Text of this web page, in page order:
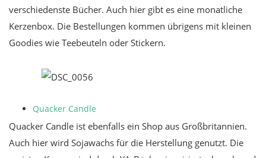
verschiedenste Bücher. Auch hier gibt es eine monatliche
Kerzenbox. Die Bestellungen kommen übrigens mit kleinen
Goodies wie Teebeuteln oder Stickern.
Quacker Candle
Quacker Candle ist ebenfalls ein Shop aus Großbritannien.
Auch hier wird Sojawachs für die Herstellung genutzt. Die